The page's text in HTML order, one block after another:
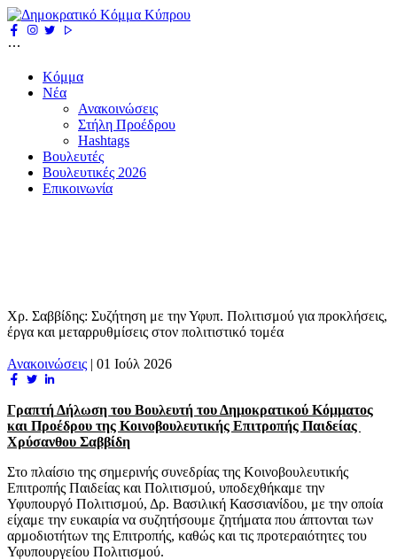
Κόμμα
Νέα
Ανακοινώσεις
Στήλη Προέδρου
Hashtags
Βουλευτές
Βουλευτικές 2026
Επικοινωνία
Χρ. Σαββίδης: Συζήτηση με την Υφυπ. Πολιτισμού για προκλήσεις,
έργα και μεταρρυθμίσεις στον πολιτιστικό τομέα
Ανακοινώσεις | 01 Ιούλ 2026
ΓραπτήΔήλωση του Βουλευτή του Δημοκρατικού Κόμματος
και Προέδρου της Κοινοβουλευτικής Επιτροπής Παιδείας
Χρύσανθου Σαββίδη
Στο πλαίσιο της σημερινής συνεδρίας της Κοινοβουλευτικής
Επιτροπής Παιδείας και Πολιτισμού, υποδεχθήκαμε την
Υφυπουργό Πολιτισμού, Δρ. Βασιλική Κασσιανίδου, με την οποία
είχαμε την ευκαιρία να συζητήσουμε ζητήματα που άπτονται των
αρμοδιοτήτων της Επιτροπής, καθώς και τις προτεραιότητες του
Υφυπουργείου Πολιτισμού.